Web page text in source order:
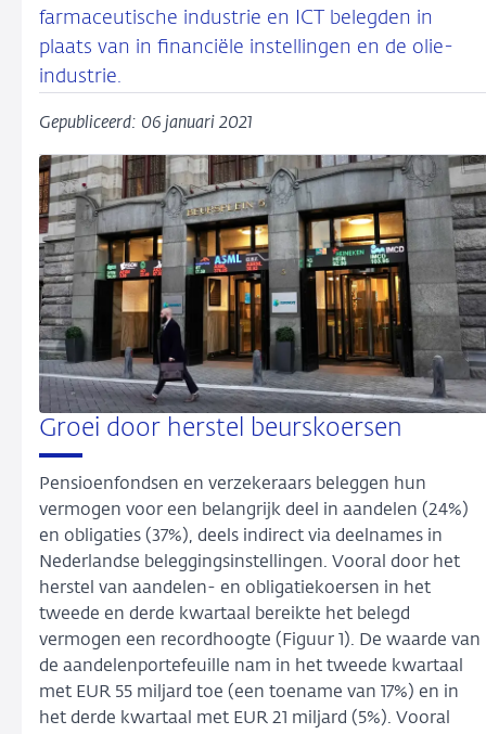
farmaceutische industrie en ICT belegden in
plaats van in financiële instellingen en de olie-
industrie.
Gepubliceerd: 06 januari 2021
Groei door herstel beurskoersen
Pensioenfondsen en verzekeraars beleggen hun
vermogen voor een belangrijk deel in aandelen (24%)
en obligaties (37%), deels indirect via deelnames in
Nederlandse beleggingsinstellingen. Vooral door het
herstel van aandelen- en obligatiekoersen in het
tweede en derde kwartaal bereikte het belegd
vermogen een recordhoogte (Figuur 1). De waarde van
de aandelenportefeuille nam in het tweede kwartaal
met EUR 55 miljard toe (een toename van 17%) en in
het derde kwartaal met EUR 21 miljard (5%). Vooral